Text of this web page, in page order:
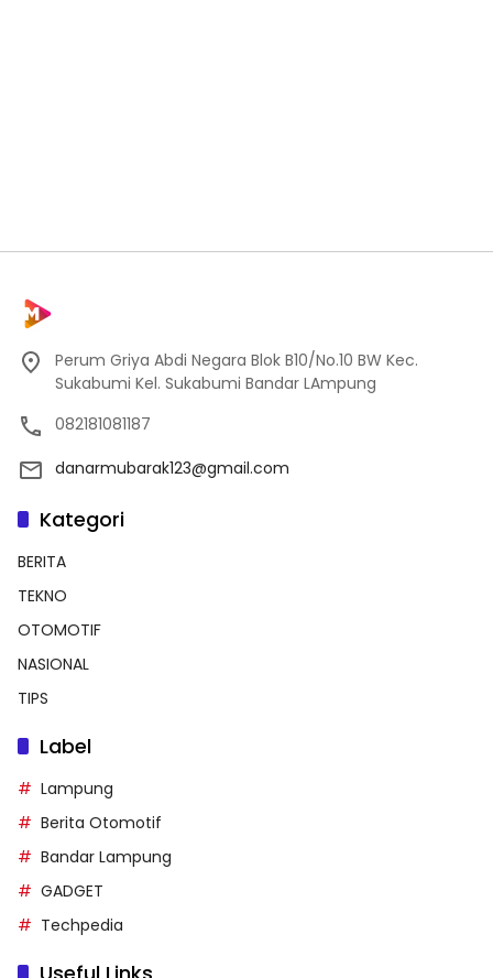
Perum Griya Abdi Negara Blok B10/No.10 BW Kec.
Sukabumi Kel. Sukabumi Bandar LAmpung
082181081187
danarmubarak123@gmail.com
Kategori
BERITA
TEKNO
OTOMOTIF
NASIONAL
TIPS
Label
Lampung
Berita Otomotif
Bandar Lampung
GADGET
Techpedia